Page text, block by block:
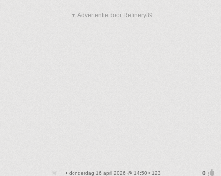
▼ Advertentie door Refinery89
• donderdag 16 april 2026 @ 14:50 • 123